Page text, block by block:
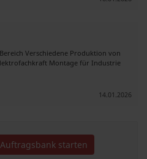
Verschiedene Produktion von
Montage für Industrie
14.01.2026
starten